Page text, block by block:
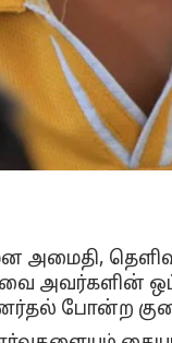
மன அமைதி,
அவர்களின்
போன்ற